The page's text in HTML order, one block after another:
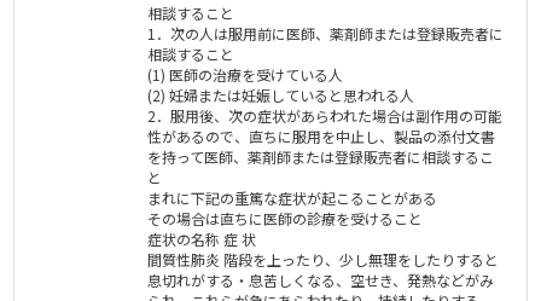
相談すること
1．次の人は服用前に医師、薬剤師または登録販売者に
相談すること
(1) 医師の治療を受けている人
(2) 妊婦または妊娠していると思われる人
2．服用後、次の症状があらわれた場合は副作用の可能
性があるので、直ちに服用を中止し、製品の添付文書
を持って医師、薬剤師または登録販売者に相談するこ
と
まれに下記の重篤な症状が起こることがある
その場合は直ちに医師の診療を受けること
症状の名称 症 状
間質性肺炎 階段を上ったり、少し無理をしたりすると
息切れがする・息苦しくなる、空せき、発熱などがみ